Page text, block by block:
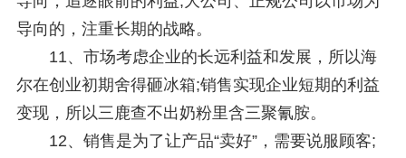
导向的，注重长期的战略。
11、市场考虑企业的长远利益和发展，所以海
尔在创业初期舍得砸冰箱;销售实现企业短期的利益
变现，所以三鹿查不出奶粉里含三聚氰胺。
12、销售是为了让产品“卖好”，需要说服顾客;